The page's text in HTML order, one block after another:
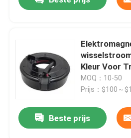
Kleur Voor
System
MOQ：10-50
Prijs：$100～
Beste prijs